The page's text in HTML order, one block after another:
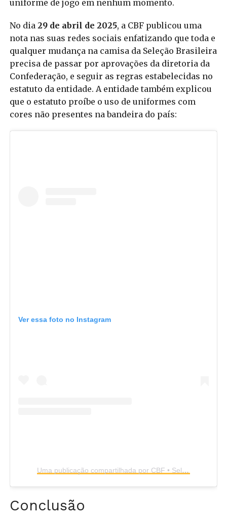
uniforme de jogo em nenhum momento.
No dia 29 de abril de 2025, a CBF publicou uma
nota nas suas redes sociais enfatizando que toda e
qualquer mudança na camisa da Seleção Brasileira
precisa de passar por aprovações da diretoria da
Confederação, e seguir as regras estabelecidas no
estatuto da entidade. A entidade também explicou
que o estatuto proíbe o uso de uniformes com
cores não presentes na bandeira do país:
Ver essa foto no Instagram
Uma publicação compartilhada por CBF • Seleção Brasileira de Futebol (@cbf_futebol)
Conclusão